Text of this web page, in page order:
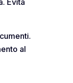
Evita
al